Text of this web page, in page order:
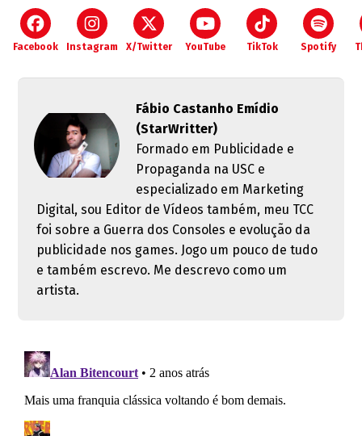
Facebook Instagram X/Twitter YouTube TikTok Spotify
Fábio Castanho Emídio
(StarWritter)
Formado em Publicidade e
Propaganda na USC e
especializado em Marketing
Digital, sou Editor de Vídeos também, meu TCC
foi sobre a Guerra dos Consoles e evolução da
publicidade nos games. Jogo um pouco de tudo
e também escrevo. Me descrevo como um
artista.